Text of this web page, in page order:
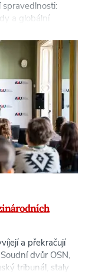
a globální
rámcích pro
práv a
právo prošlo
a překračují
dvůr OSN,
tribunál, staly